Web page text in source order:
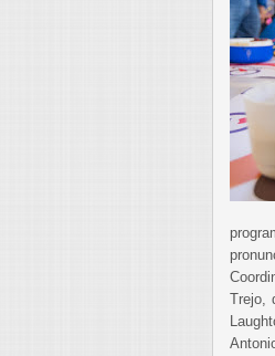
Trejo,